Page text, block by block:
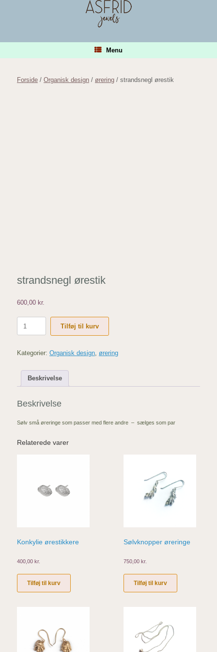
Menu
Forside / Organisk design / ørering / strandsnegl ørestik
strandsnegl ørestik
600,00 kr.
ørestik
Tilføj til kurv
Kategorier: Organisk design ørering
Beskrivelse
Beskrivelse
Sølv små øreringe som passer med flere andre – sælges som par
Relaterede varer
Konkylie ørestikkere
400,00 kr.
Tilføj til kurv
Sølvknopper øreringe
750,00 kr.
Tilføj til kurv